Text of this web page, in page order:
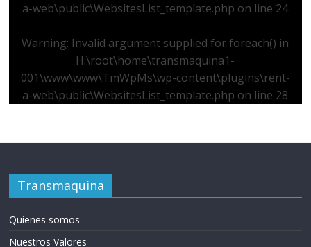
a-web\public\WebsitesList_template.php on line 24
Warning: Invalid argument supplied for foreach() in
H:\root\home\transmaquina1-
001\www\www\TmWpMs\wp-content\plugins\rent-
a-web\public\WebsitesList_template.php on line 28
Transmaquina
Quienes somos
Nuestros Valores